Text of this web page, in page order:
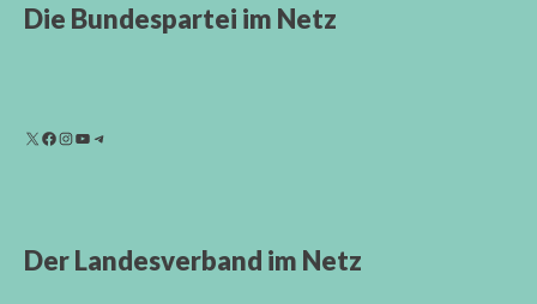
Die Bundespartei im Netz
Der Landesverband im Netz